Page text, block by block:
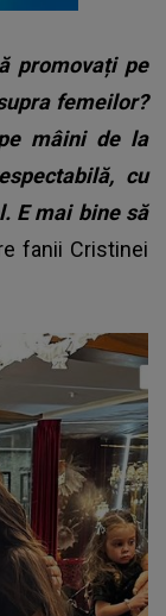
promovați pe
femeilor?
mâini de la
cu
E mai bine să
fanii Cristinei